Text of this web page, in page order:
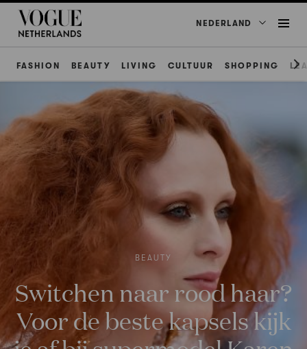
NEDERLAND
FASHION BEAUTY LIVING CULTUUR SHOPPING
BEAUTY
Switchen naar rood haar?
Voor de beste kapsels kijk